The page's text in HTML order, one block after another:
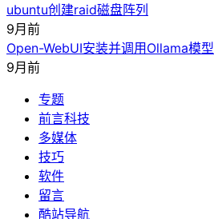
ubuntu创建raid磁盘阵列
9月前
Open-WebUI安装并调用Ollama模型
9月前
专题
前言科技
多媒体
技巧
软件
留言
酷站导航